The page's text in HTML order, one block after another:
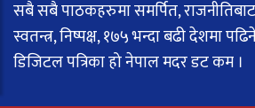
सबै सबै पाठकहरुमा समर्पित,
स्वतन्त्र, निष्पक्ष, १७५ भन्दा बढी देशमा
डिजिटल पत्रिका हो नेपाल मदर डट कम ।